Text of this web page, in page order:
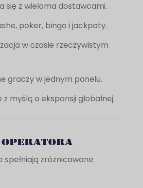
się z wieloma dostawcami.
poker, bingo i jackpoty.
w czasie rzeczywistym
graczy w jednym panelu.
myślą o ekspansji globalnej.
zróżnicowane